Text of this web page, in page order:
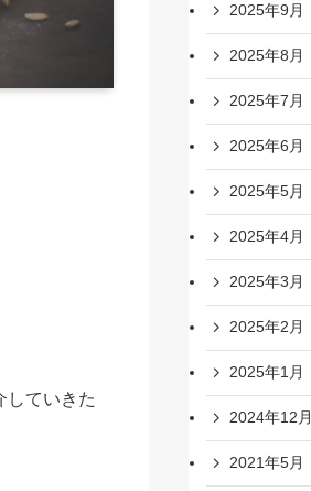
していきた
2025年9月
2025年8月
2025年7月
2025年6月
2025年5月
2025年4月
2025年3月
2025年2月
2025年1月
2024年12月
2021年5月